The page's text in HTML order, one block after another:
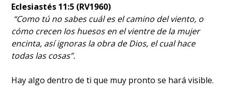
Eclesiastés 11:5 (RV1960)
“Como tú no sabes cuál es el camino del viento, o
cómo crecen los huesos en el vientre de la mujer
encinta, así ignoras la obra de Dios, el cual hace
todas las cosas”.
Hay algo dentro de ti que muy pronto se hará visible.